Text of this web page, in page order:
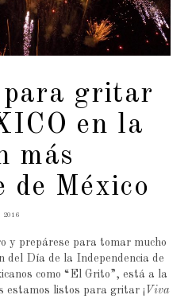
para gritar
en la
más
de México
2016
y prepárese para tomar mucho
del Día de la Independencia de
como “El Grito”, está a la
estamos listos para gritar ¡ Viva